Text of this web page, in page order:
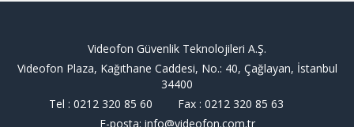
Videofon Güvenlik Teknolojileri A.Ş.
Videofon Plaza, Kağıthane Caddesi, No.: 40, Çağlayan, İstanbul
34400
Tel : 0212 320 85 60 Fax : 0212 320 85 63
E-posta: info@videofon.com.tr